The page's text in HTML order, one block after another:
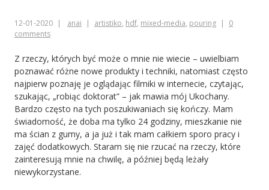
12-01-2020 anai artistiko, hdf, mixed-media, pouring
0
comments
Z rzeczy, których być może o mnie nie wiecie – uwielbiam
poznawać różne nowe produkty i techniki, natomiast często
najpierw poznaję je oglądając filmiki w internecie, czytając,
szukając, „robiąc doktorat” – jak mawia mój Ukochany.
Bardzo często na tych poszukiwaniach się kończy. Mam
świadomość, że doba ma tylko 24 godziny, mieszkanie nie
ma ścian z gumy, a ja już i tak mam całkiem sporo pracy i
zajęć dodatkowych. Staram się nie rzucać na rzeczy, które
zainteresują mnie na chwilę, a później będą leżały
niewykorzystane.